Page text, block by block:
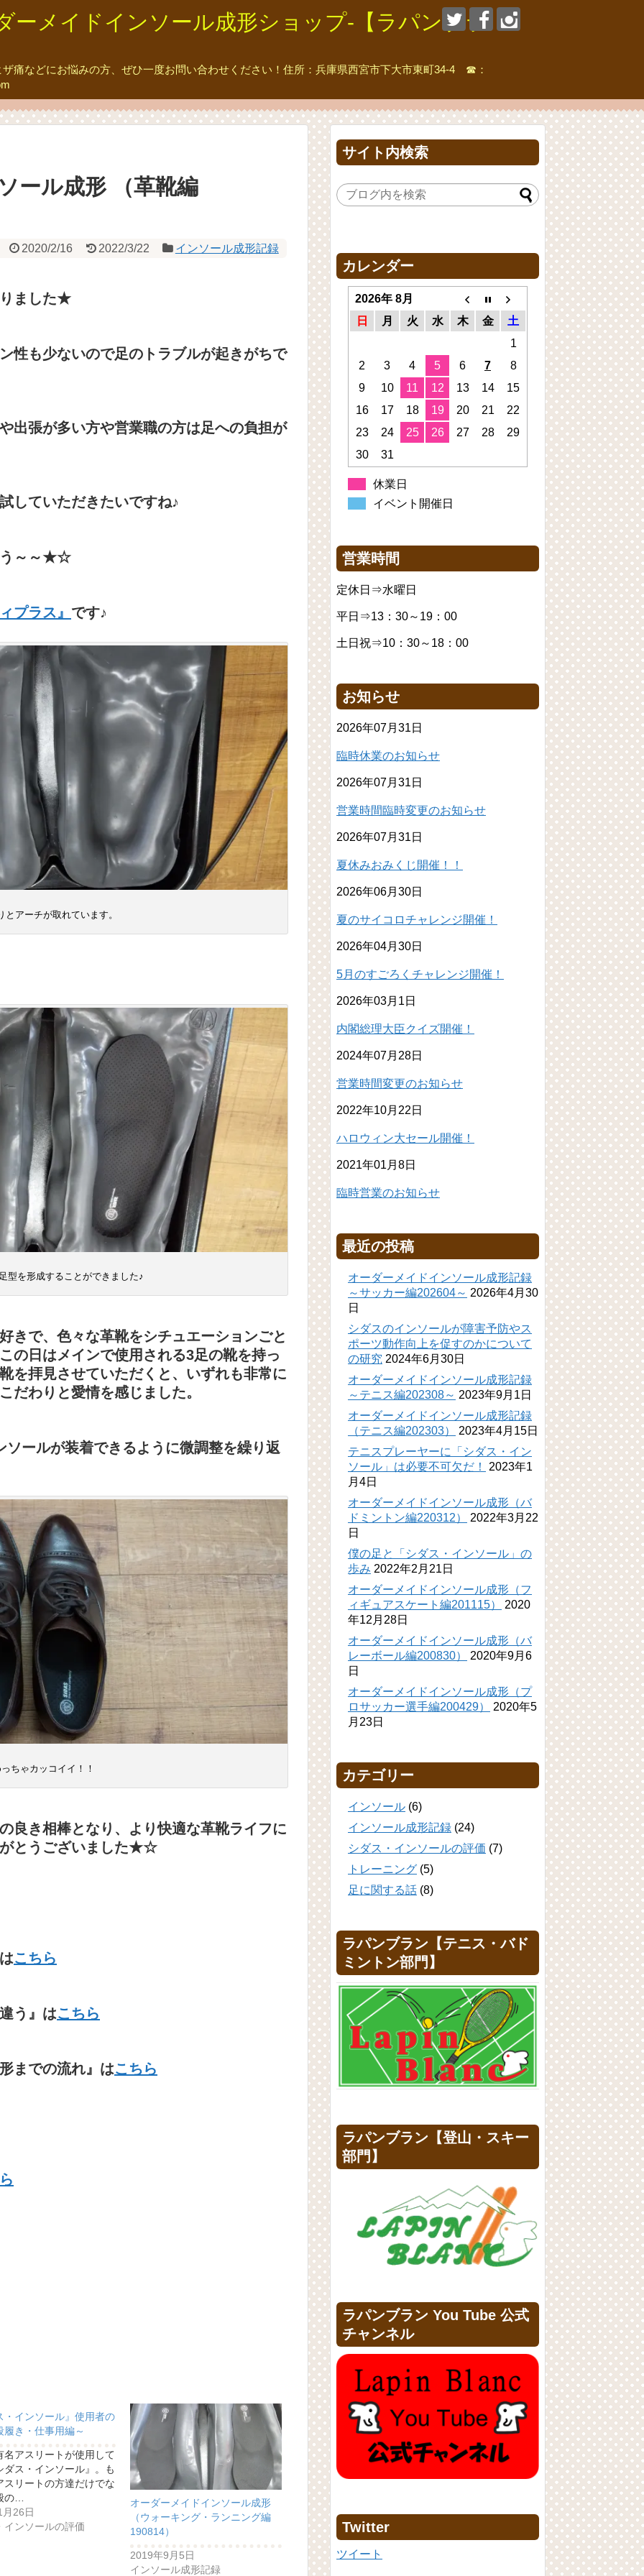
ーメイドインソール成形ショップ-【ラパンブラ
痛などにお悩みの方、ぜひ一度お問い合わせください！住所：兵庫県西宮市下大市東町34-4 ☎：
ール成形 （革靴編
2020/2/16 2022/3/22 インソール成形記録
ました★
性も少ないので足のトラブルが起きがちで
出張が多い方や営業職の方は足への負担が
していただきたいですね♪
う～～★☆
プラス』 です♪
とアーチが取れています。
型を形成することができました♪
きで、色々な革靴をシチュエーションごと
の日はメインで使用される3足の靴を持っ
を拝見させていただくと、いずれも非常に
だわりと愛情を感じました。
ールが装着できるように微調整を繰り返
ちゃカッコイイ！！
良き相棒となり、より快適な革靴ライフに
がとうございました★☆
こちら
う』はこちら
までの流れ』はこちら
・インソール』使用者の
履き・仕事用編～
名アスリートが使用して
ダス・インソール』。も
スリートの方達だけでな
の…
26日
インソールの評価
オーダーメイドインソール成形
（ウォーキング・ランニング編
190814）
2019年9月5日
インソール成形記録
サイト内検索
カレンダー
2026年 8月
日
月 火 水 木 金
土
1
2
3 4 5 6 7
8
9
10 11 12 13 14
15
16
17 18 19 20 21
22
23
24 25 26 27 28
29
30
31
休業日
イベント開催日
営業時間
定休日⇒水曜日
平日⇒13：30～19：00
土日祝⇒10：30～18：00
お知らせ
2026年07月31日
臨時休業のお知らせ
2026年07月31日
営業時間臨時変更のお知らせ
2026年07月31日
夏休みおみくじ開催！！
2026年06月30日
夏のサイコロチャレンジ開催！
2026年04月30日
5月のすごろくチャレンジ開催！
2026年03月1日
内閣総理大臣クイズ開催！
2024年07月28日
営業時間変更のお知らせ
2022年10月22日
ハロウィン大セール開催！
2021年01月8日
臨時営業のお知らせ
最近の投稿
オーダーメイドインソール成形記録
～サッカー編202604～ 2026年4月30
日
シダスのインソールが障害予防やス
ポーツ動作向上を促すのかについて
の研究 2024年6月30日
オーダーメイドインソール成形記録
～テニス編202308～ 2023年9月1日
オーダーメイドインソール成形記録
（テニス編202303）
2023年4月15日
テニスプレーヤーに「シダス・イン
ソール」は必要不可欠だ！
2023年1
月4日
オーダーメイドインソール成形（バ
ドミントン編220312）
2022年3月22
日
僕の足と「シダス・インソール」の
歩み 2022年2月21日
オーダーメイドインソール成形（フ
ィギュアスケート編201115）
2020
年12月28日
オーダーメイドインソール成形（バ
レーボール編200830）
2020年9月6
日
オーダーメイドインソール成形（プ
ロサッカー選手編200429）
2020年5
月23日
カテゴリー
インソール (6)
インソール成形記録 (24)
シダス・インソールの評価 (7)
トレーニング (5)
足に関する話 (8)
ラパンブラン【テニス・バド
ミントン部門】
ラパンブラン【登山・スキー
部門】
ラパンブラン You Tube 公式
チャンネル
Twitter
ツイート